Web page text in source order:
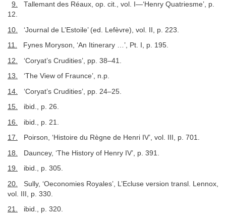
9. Tallemant des Réaux, op. cit., vol. I—‘Henry Quatriesme’, p.
12.
10. ‘Journal de L’Estoile’ (ed. Lefèvre), vol. II, p. 223.
11. Fynes Moryson, ‘An Itinerary …’, Pt. I, p. 195.
12. ‘Coryat’s Crudities’, pp. 38–41.
13. ‘The View of Fraunce’, n.p.
14. ‘Coryat’s Crudities’, pp. 24–25.
15. ibid., p. 26.
16. ibid., p. 21.
17. Poirson, ‘Histoire du Règne de Henri IV’, vol. III, p. 701.
18. Dauncey, ‘The History of Henry IV’, p. 391.
19. ibid., p. 305.
20.
Sully, ‘Oeconomies Royales’, L’Ecluse version transl. Lennox,
vol. III, p. 330.
21. ibid., p. 320.